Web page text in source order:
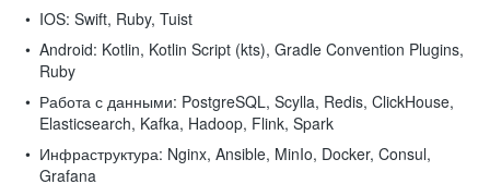
IOS: Swift, Ruby, Tuist
Android: Kotlin, Kotlin Script (kts), Gradle Convention Plugins,
Ruby
Работа с данными: PostgreSQL, Scylla, Redis, ClickHouse,
Elasticsearch, Kafka, Hadoop, Flink, Spark
Инфраструктура: Nginx, Ansible, MinIo, Docker, Consul,
Grafana